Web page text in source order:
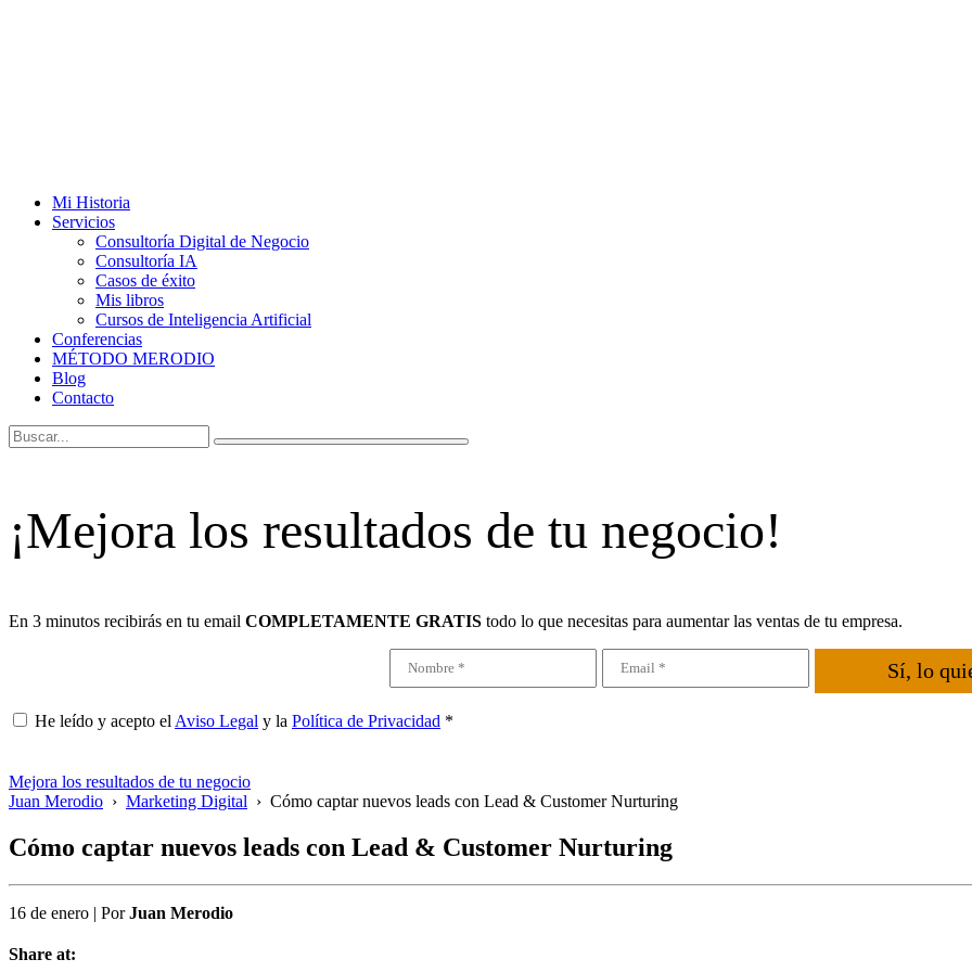
Mi Historia
Servicios
Consultoría Digital de Negocio
Consultoría IA
Casos de éxito
Mis libros
Cursos de Inteligencia Artificial
Conferencias
MÉTODO MERODIO
Blog
Contacto
¡Mejora los resultados de tu negocio!
En 3 minutos recibirás en tu email COMPLETAMENTE GRATIS todo lo que necesitas para aumentar las ventas de tu empresa.
Sí, lo
He leído y acepto el Aviso Legal y la Política de Privacidad *
Mejora los resultados de tu negocio
Juan Merodio › Marketing Digital › Cómo captar nuevos leads con Lead & Customer Nurturing
Cómo captar nuevos leads con Lead & Customer Nurturing
16 de enero | PorJuan Merodio
Share at: